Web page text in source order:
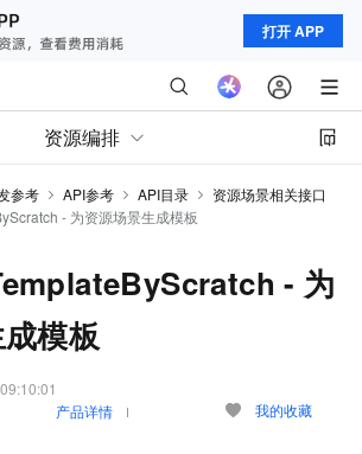
打开 APP
资源编排
参考 API参考 API目录
资源场景相关接口
- 为资源场景生成模板
- 为
模板
产品详情 我的收藏